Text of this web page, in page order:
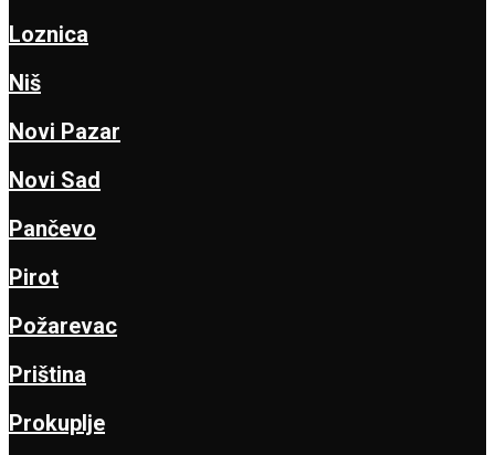
Loznica
Niš
Novi Pazar
Novi Sad
Pančevo
Pirot
Požarevac
Priština
Prokuplje